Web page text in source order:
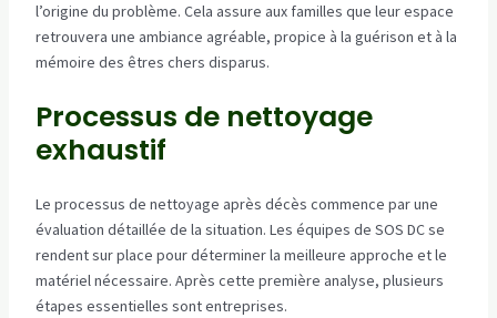
l’origine du problème. Cela assure aux familles que leur espace
retrouvera une ambiance agréable, propice à la guérison et à la
mémoire des êtres chers disparus.
Processus de nettoyage
exhaustif
Le processus de nettoyage après décès commence par une
évaluation détaillée de la situation. Les équipes de SOS DC se
rendent sur place pour déterminer la meilleure approche et le
matériel nécessaire. Après cette première analyse, plusieurs
étapes essentielles sont entreprises.